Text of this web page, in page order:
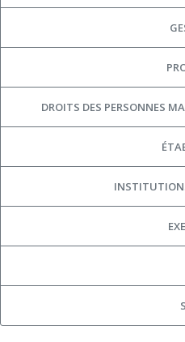
DROITS DES PERSONNES